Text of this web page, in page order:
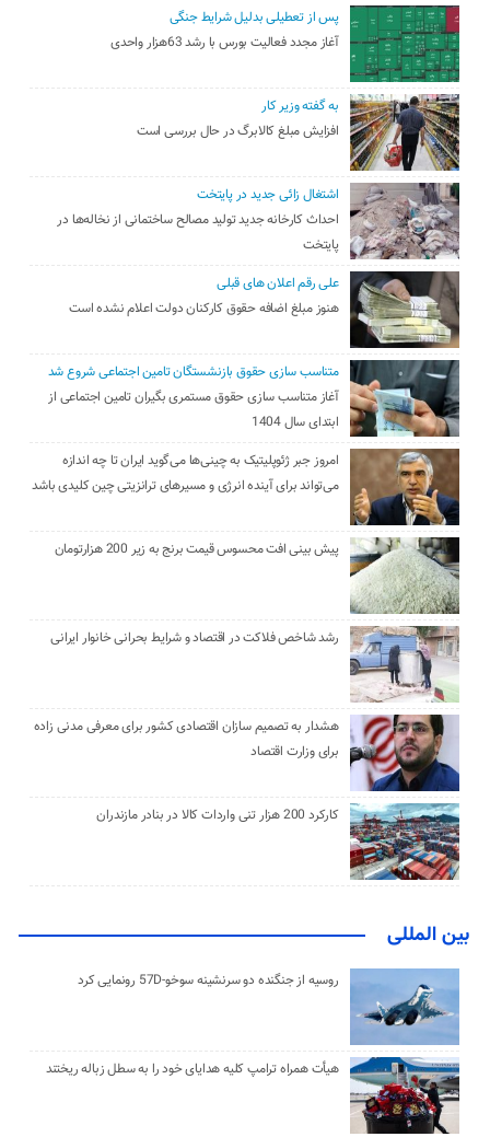
پس از تعطیلی بدلیل شرایط جنگی
آغاز مجدد فعالیت بورس با رشد 63هزار واحدی
به گفته وزیر کار
افزایش مبلغ کالابرگ در حال بررسی است
اشتغال زائی جدید در پایتخت
احداث کارخانه جدید تولید مصالح ساختمانی از نخاله‌ها در
پایتخت
علی رقم اعلان های قبلی
هنوز مبلغ اضافه حقوق کارکنان دولت اعلام نشده است
متناسب سازی حقوق بازنشستگان تامین اجتماعی شروع شد
آغاز متناسب سازی حقوق مستمری بگیران تامین اجتماعی از
ابتدای سال 1404
امروز جبر ژئوپلیتیک به چینی‌ها می‌گوید ایران تا چه اندازه
می‌تواند برای آینده انرژی و مسیرهای ترانزیتی چین کلیدی باشد
پیش بینی افت محسوس قیمت برنج به زیر 200 هزارتومان
رشد شاخص فلاکت در اقتصاد و شرایط بحرانی خانوار ایرانی
هشدار به تصمیم سازان اقتصادی کشور برای معرفی مدنی زاده
برای وزارت اقتصاد
کارکرد 200 هزار تنی واردات کالا در بنادر مازندران
بین المللی
روسیه از جنگنده دو سرنشینه سوخو-57D رونمایی کرد
هیأت همراه ترامپ کلیه هدایای خود را به سطل زباله ریختند